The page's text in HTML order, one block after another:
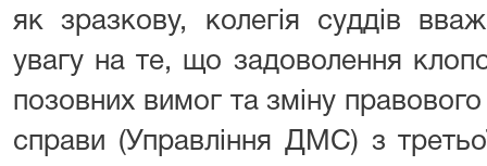
як зразкову, колегія суддів
увагу на те, що задоволення
позовних вимог та зміну
справи (Управління ДМС) з